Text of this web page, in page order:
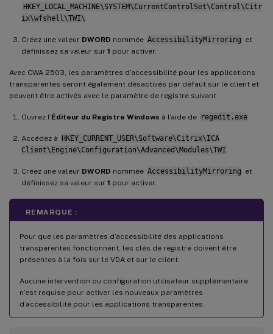
HKEY_LOCAL_MACHINE\SYSTEM\CurrentControlSet\Control\Citr
ix\wfshell\TWI\
Créez une valeur DWORD nommée AccessibilityMirroring et
définissez sa valeur sur 1 pour activer.
Avec CWA 2503, les paramètres d’accessibilité pour les applications
transparentes seront également désactivés par défaut sur le client et
peuvent être activés avec le paramètre de registre suivant :
Ouvrez l’Éditeur du Registre Windows à l’aide de regedit.exe
Accédez à HKEY_CURRENT_USER\Software\Citrix\ICA
Client\Engine\Configuration\Advanced\Modules\TWI
Créez une valeur DWORD nommée AccessibilityMirroring et
définissez sa valeur sur 1 pour activer.
REMARQUE :
Pour que les paramètres d’accessibilité des applications
transparentes fonctionnent, les clés de registre doivent être
présentes à la fois sur le VDA et sur le client.
Aucune intervention ou configuration utilisateur supplémentaire
n’est requise pour activer les nouveaux paramètres
d’accessibilité pour les applications transparentes.